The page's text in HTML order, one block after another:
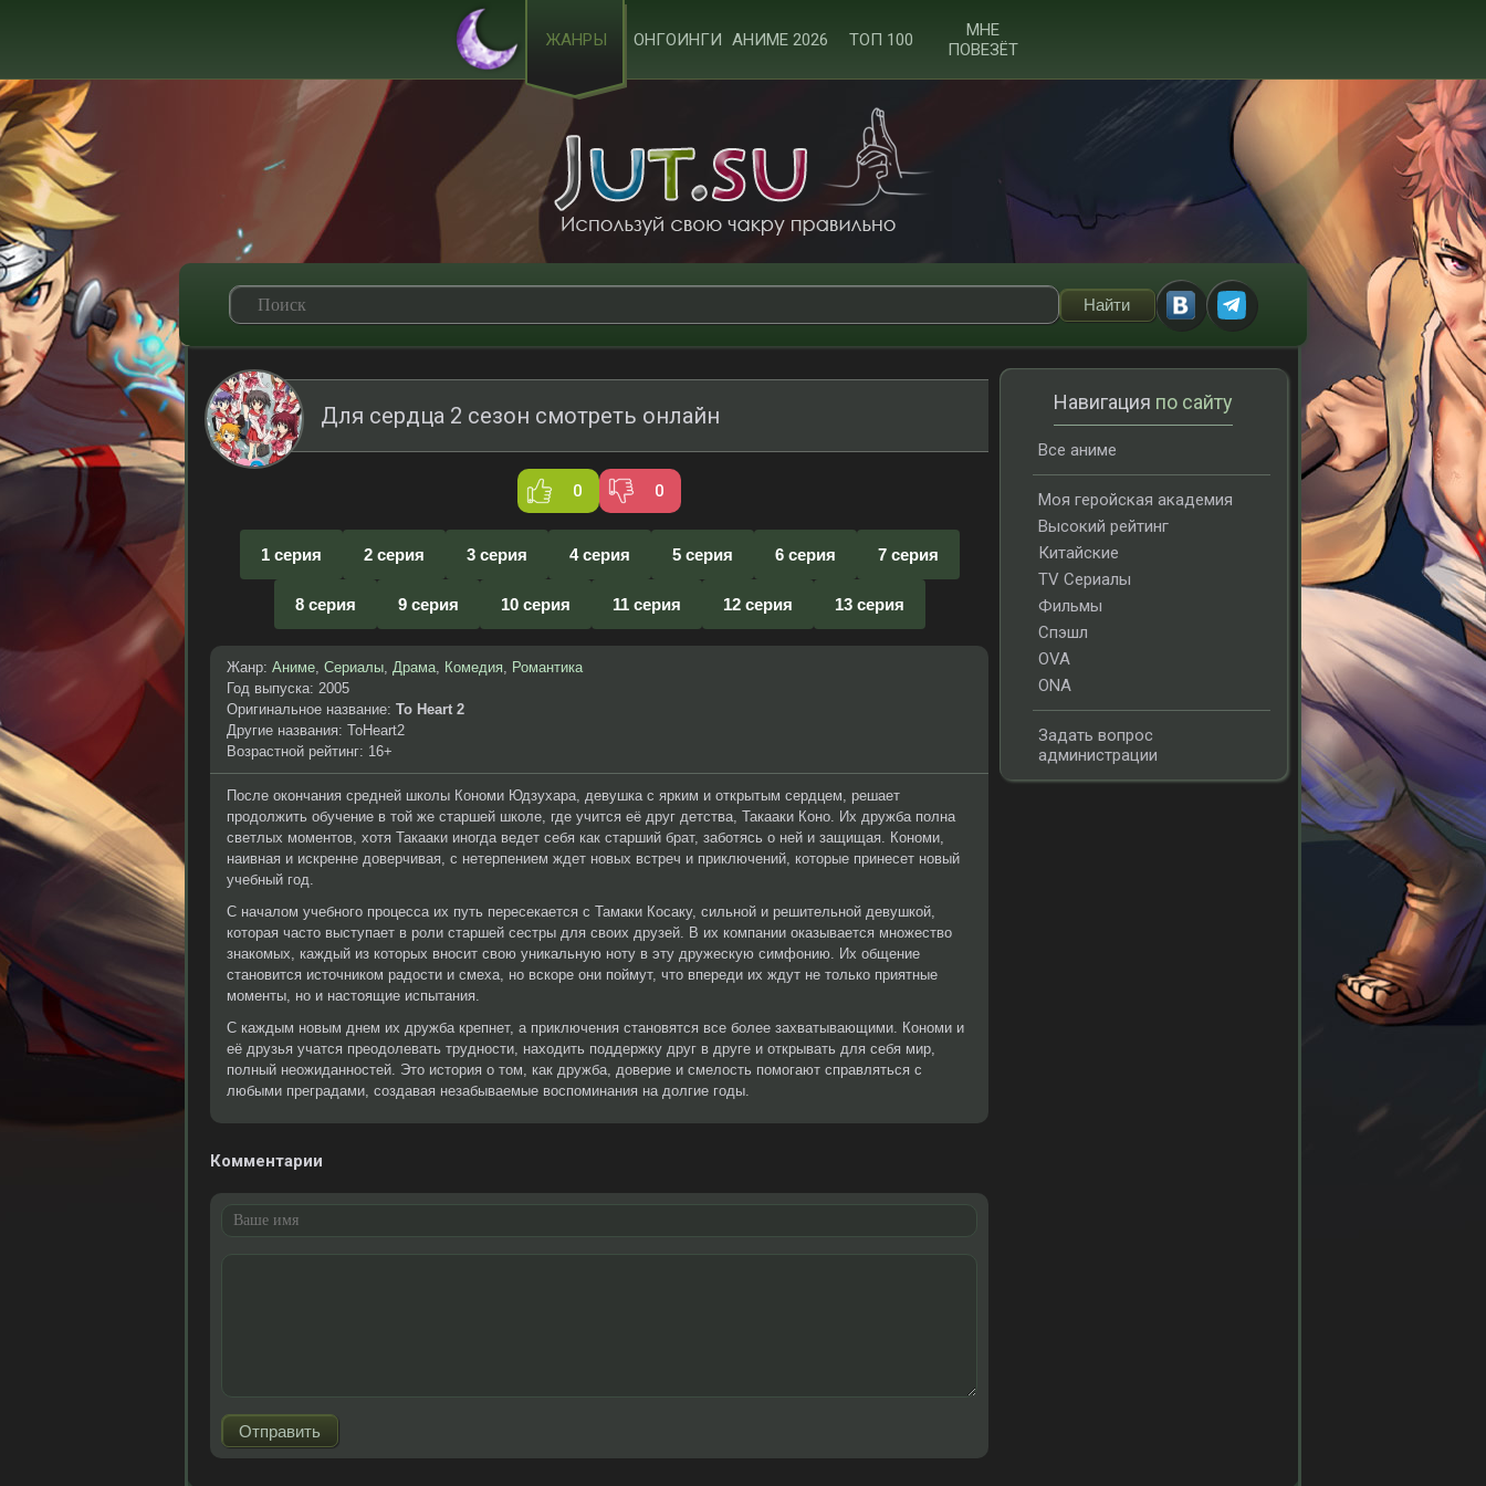
ЖАНРЫ ОНГОИНГИ АНИМЕ 2026 ТОП 100
МНЕ
ПОВЕЗЁТ
Для сердца 2 сезон смотреть онлайн
0 0
1 серия 2 серия 3 серия 4 серия 5 серия 6 серия 7 серия
8 серия 9 серия 10 серия 11 серия 12 серия 13 серия
Жанр: Аниме, Сериалы, Драма, Комедия, Романтика
Год выпуска: 2005
Оригинальное название: To Heart 2
Другие названия: ToHeart2
Возрастной рейтинг: 16+
После окончания средней школы Кономи Юдзухара, девушка с ярким и открытым сердцем, решает
продолжить обучение в той же старшей школе, где учится её друг детства, Такааки Коно. Их дружба полна
светлых моментов, хотя Такааки иногда ведет себя как старший брат, заботясь о ней и защищая. Кономи,
наивная и искренне доверчивая, с нетерпением ждет новых встреч и приключений, которые принесет новый
учебный год.
С началом учебного процесса их путь пересекается с Тамаки Косаку, сильной и решительной девушкой,
которая часто выступает в роли старшей сестры для своих друзей. В их компании оказывается множество
знакомых, каждый из которых вносит свою уникальную ноту в эту дружескую симфонию. Их общение
становится источником радости и смеха, но вскоре они поймут, что впереди их ждут не только приятные
моменты, но и настоящие испытания.
С каждым новым днем их дружба крепнет, а приключения становятся все более захватывающими. Кономи и
её друзья учатся преодолевать трудности, находить поддержку друг в друге и открывать для себя мир,
полный неожиданностей. Это история о том, как дружба, доверие и смелость помогают справляться с
любыми преградами, создавая незабываемые воспоминания на долгие годы.
Комментарии
Навигация по сайту
Все аниме
Моя геройская академия
Высокий рейтинг
Китайские
TV Сериалы
Фильмы
Спэшл
OVA
ONA
Задать вопрос
администрации